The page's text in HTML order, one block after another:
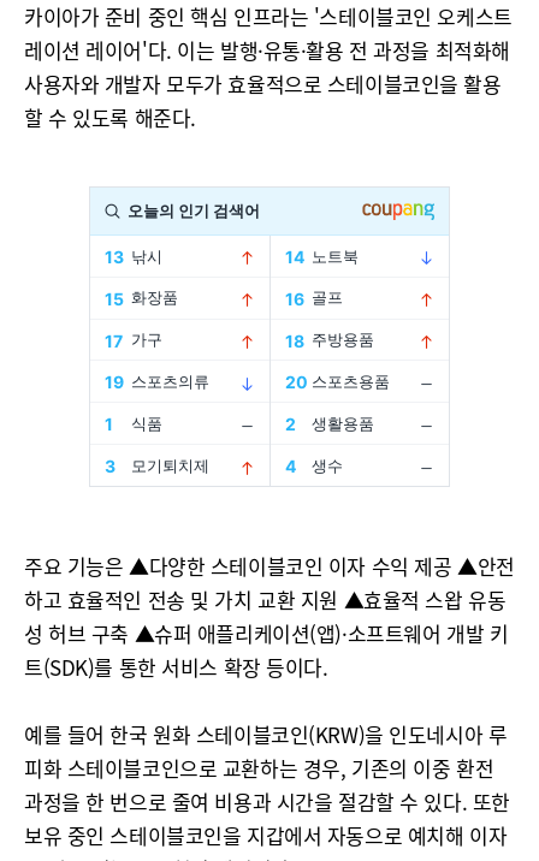
카이아가 준비 중인 핵심 인프라는 '스테이블코인 오케스트
레이션 레이어'다. 이는 발행·유통·활용 전 과정을 최적화해
사용자와 개발자 모두가 효율적으로 스테이블코인을 활용
할 수 있도록 해준다.
주요 기능은 ▲다양한 스테이블코인 이자 수익 제공 ▲안전
하고 효율적인 전송 및 가치 교환 지원 ▲효율적 스왑 유동
성 허브 구축 ▲슈퍼 애플리케이션(앱)·소프트웨어 개발 키
트(SDK)를 통한 서비스 확장 등이다.
예를 들어 한국 원화 스테이블코인(KRW)을 인도네시아 루
피화 스테이블코인으로 교환하는 경우, 기존의 이중 환전
과정을 한 번으로 줄여 비용과 시간을 절감할 수 있다. 또한
보유 중인 스테이블코인을 지갑에서 자동으로 예치해 이자